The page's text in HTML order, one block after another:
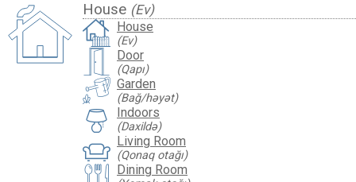
House (Ev)
House
(Ev)
Door
(Qapı)
Garden
(Bağ/həyət)
Indoors
(Daxildə)
Living Room
(Qonaq otağı)
Dining Room